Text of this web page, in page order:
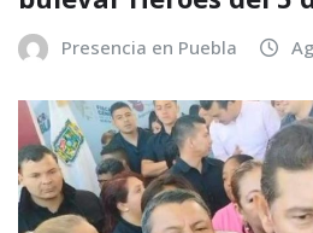
Presencia en Puebla